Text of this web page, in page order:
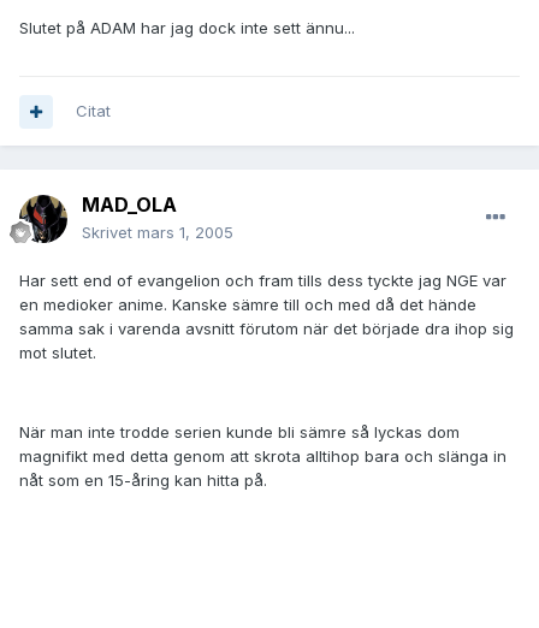
Slutet på ADAM har jag dock inte sett ännu...
Citat
MAD_OLA
Skrivet mars 1, 2005
Har sett end of evangelion och fram tills dess tyckte jag NGE var
en medioker anime. Kanske sämre till och med då det hände
samma sak i varenda avsnitt förutom när det började dra ihop sig
mot slutet.
När man inte trodde serien kunde bli sämre så lyckas dom
magnifikt med detta genom att skrota alltihop bara och slänga in
nåt som en 15-åring kan hitta på.